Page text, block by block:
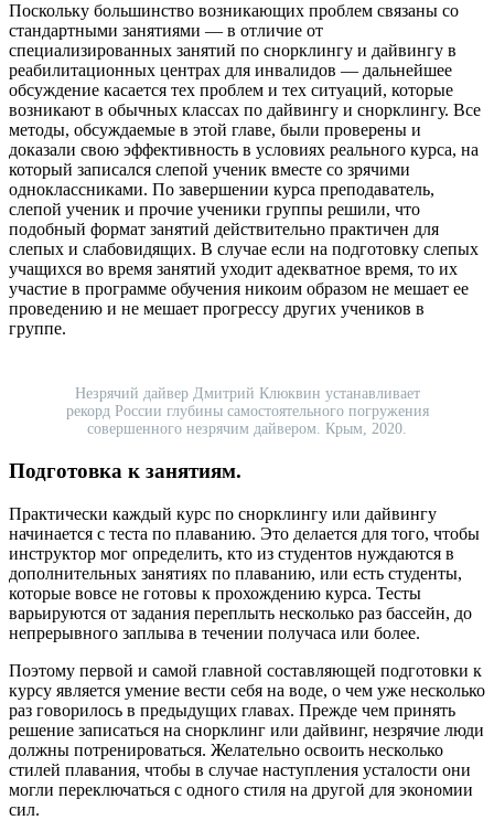
Поскольку большинство возникающих проблем связаны со
стандартными занятиями — в отличие от
специализированных занятий по снорклингу и дайвингу в
реабилитационных центрах для инвалидов — дальнейшее
обсуждение касается тех проблем и тех ситуаций, которые
возникают в обычных классах по дайвингу и снорклингу. Все
методы, обсуждаемые в этой главе, были проверены и
доказали свою эффективность в условиях реального курса, на
который записался слепой ученик вместе со зрячими
одноклассниками. По завершении курса преподаватель,
слепой ученик и прочие ученики группы решили, что
подобный формат занятий действительно практичен для
слепых и слабовидящих. В случае если на подготовку слепых
учащихся во время занятий уходит адекватное время, то их
участие в программе обучения никоим образом не мешает ее
проведению и не мешает прогрессу других учеников в
группе.
Незрячий дайвер Дмитрий Клюквин устанавливает
рекорд России глубины самостоятельного погружения
совершенного незрячим дайвером. Крым, 2020.
Подготовка к занятиям.
Практически каждый курс по снорклингу или дайвингу
начинается с теста по плаванию. Это делается для того, чтобы
инструктор мог определить, кто из студентов нуждаются в
дополнительных занятиях по плаванию, или есть студенты,
которые вовсе не готовы к прохождению курса. Тесты
варьируются от задания переплыть несколько раз бассейн, до
непрерывного заплыва в течении получаса или более.
Поэтому первой и самой главной составляющей подготовки к
курсу является умение вести себя на воде, о чем уже несколько
раз говорилось в предыдущих главах. Прежде чем принять
решение записаться на снорклинг или дайвинг, незрячие люди
должны потренироваться. Желательно освоить несколько
стилей плавания, чтобы в случае наступления усталости они
могли переключаться с одного стиля на другой для экономии
сил.